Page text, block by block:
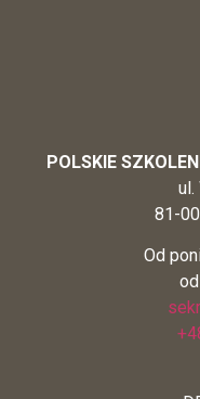
POLSKIE
ul.
81-
Od